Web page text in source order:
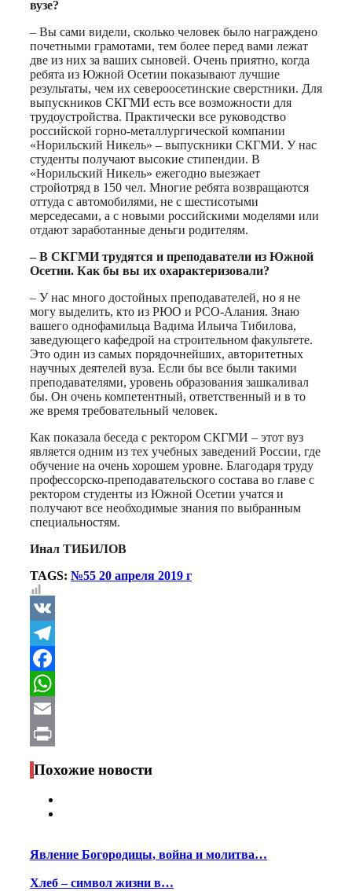
вузе?
– Вы сами видели, сколько человек было награждено
почетными грамотами, тем более перед вами лежат
две из них за ваших сыновей. Очень приятно, когда
ребята из Южной Осетии показывают лучшие
результаты, чем их североосетинские сверстники. Для
выпускников СКГМИ есть все возможности для
трудоустройства. Практически все руководство
российской горно-металлургической компании
«Норильский Никель» – выпускники СКГМИ. У нас
студенты получают высокие стипендии. В
«Норильский Никель» ежегодно выезжает
стройотряд в 150 чел. Многие ребята возвращаются
оттуда с автомобилями, не с шестисотыми
мерседесами, а с новыми российскими моделями или
отдают заработанные деньги родителям.
– В СКГМИ трудятся и преподаватели из Южной
Осетии. Как бы вы их охарактеризовали?
– У нас много достойных преподавателей, но я не
могу выделить, кто из РЮО и РСО-Алания. Знаю
вашего однофамильца Вадима Ильича Тибилова,
заведующего кафедрой на строительном факультете.
Это один из самых порядочнейших, авторитетных
научных деятелей вуза. Если бы все были такими
преподавателями, уровень образования зашкаливал
бы. Он очень компетентный, ответственный и в то
же время требовательный человек.
Как показала беседа с ректором СКГМИ – этот вуз
является одним из тех учебных заведений России, где
обучение на очень хорошем уровне. Благодаря труду
профессорско-преподавательского состава во главе с
ректором студенты из Южной Осетии учатся и
получают все необходимые знания по выбранным
специальностям.
Инал ТИБИЛОВ
TAGS: №55 20 апреля 2019 г
VK
Telegram
Facebook
WhatsApp
Email
Print
Похожие новости
Явление Богородицы, война и молитва…
Хлеб – символ жизни в…